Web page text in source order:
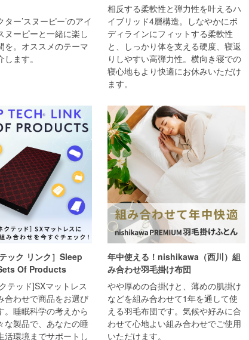
ター’スヌーピー’のアイ
ヌーピーと一緒に楽し
を。オススメのテーマ
ます。
相反する柔軟性と弾力性を叶えるハ
イブリッド4層構造。しなやかにボ
ディラインにフィットする柔軟性
と、しっかり体を支える硬度、寝返
りしやすい高弾力性。横向き寝での
寝心地もより快適にお休みいただけ
ます。
ック リンク］Sleep
Of Products
テッド]SXマットレス
合わせで商品をお選び
。睡眠科学の考えから
な製品で、あなたの睡
活環境までサポートし
年中使える！nishikawa（西川）組
み合わせ羽毛掛け布団
やや厚めの合掛けと、薄めの肌掛け
などを組み合わせて1年を通して使
える羽毛布団です。気候や好みに合
わせて心地よい組み合わせでご使用
いただけます。